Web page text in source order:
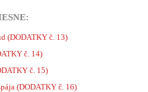
(DODATKY č. 13)
č. 14)
č. 15)
(DODATKY č. 16)